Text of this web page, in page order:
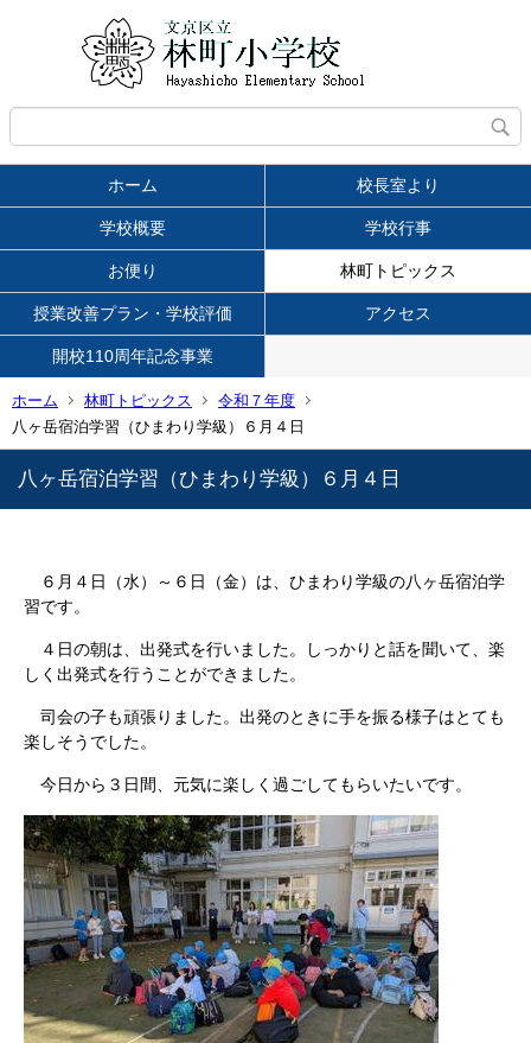
ホーム 校長室より
学校概要 学校行事
お便り 林町トピックス
授業改善プラン・学校評価 アクセス
開校110周年記念事業
ホーム 林町トピックス
令和７年度
八ヶ岳宿泊学習（ひまわり学級）６月４日
八ヶ岳宿泊学習（ひまわり学級）６月４日
６月４日（水）～６日（金）は、ひまわり学級の八ヶ岳宿泊学
習です。
４日の朝は、出発式を行いました。しっかりと話を聞いて、楽
しく出発式を行うことができました。
司会の子も頑張りました。出発のときに手を振る様子はとても
楽しそうでした。
今日から３日間、元気に楽しく過ごしてもらいたいです。